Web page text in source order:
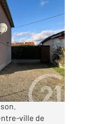
propose en
ville de